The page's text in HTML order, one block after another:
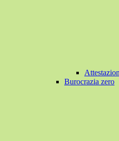
Burocrazia zero